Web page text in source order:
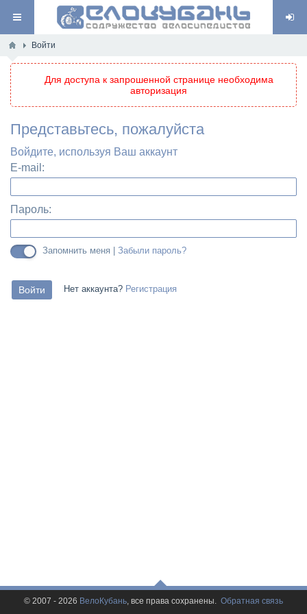
Войти
Для доступа к запрошенной странице необходима
авторизация
Представьтесь, пожалуйста
Войдите, используя Ваш аккаунт
E-mail:
Пароль:
Запомнить меня | Забыли пароль?
Нет аккаунта? Регистрация
© 2007 - 2026 ВелоКубань, все права сохранены. Обратная связь